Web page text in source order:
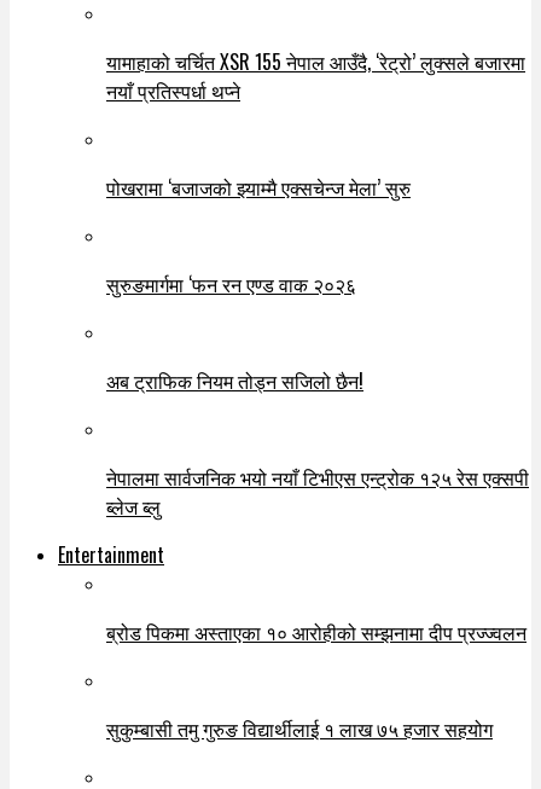
यामाहाको चर्चित XSR 155 नेपाल आउँदै, ‘रेट्रो’ लुक्सले बजारमा
नयाँ प्रतिस्पर्धा थप्ने
पोखरामा ‘बजाजको झ्याम्मै एक्सचेन्ज मेला’ सुरु
सुरुङमार्गमा ‘फन रन एण्ड वाक २०२६
अब ट्राफिक नियम तोड्न सजिलो छैन!
नेपालमा सार्वजनिक भयो नयाँ टिभीएस एन्ट्रोक १२५ रेस एक्सपी
ब्लेज ब्लु
Entertainment
ब्रोड पिकमा अस्ताएका १० आरोहीको सम्झनामा दीप प्रज्ज्वलन
सुकुम्बासी तमु गुरुङ विद्यार्थीलाई १ लाख ७५ हजार सहयोग